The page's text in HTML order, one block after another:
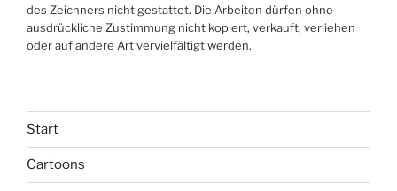
des Zeichners nicht gestattet. Die Arbeiten dürfen ohne
ausdrückliche Zustimmung nicht kopiert, verkauft, verliehen
oder auf andere Art vervielfältigt werden.
Start
Cartoons